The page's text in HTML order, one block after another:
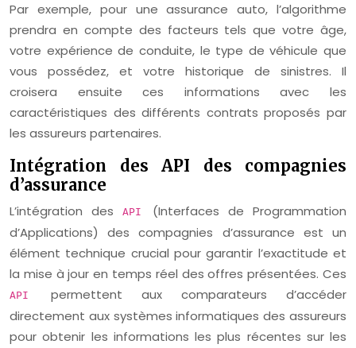
Par exemple, pour une assurance auto, l’algorithme
prendra en compte des facteurs tels que votre âge,
votre expérience de conduite, le type de véhicule que
vous possédez, et votre historique de sinistres. Il
croisera ensuite ces informations avec les
caractéristiques des différents contrats proposés par
les assureurs partenaires.
Intégration des API des compagnies
d’assurance
L’intégration des API (Interfaces de Programmation
d’Applications) des compagnies d’assurance est un
élément technique crucial pour garantir l’exactitude et
la mise à jour en temps réel des offres présentées. Ces
API permettent aux comparateurs d’accéder
directement aux systèmes informatiques des assureurs
pour obtenir les informations les plus récentes sur les